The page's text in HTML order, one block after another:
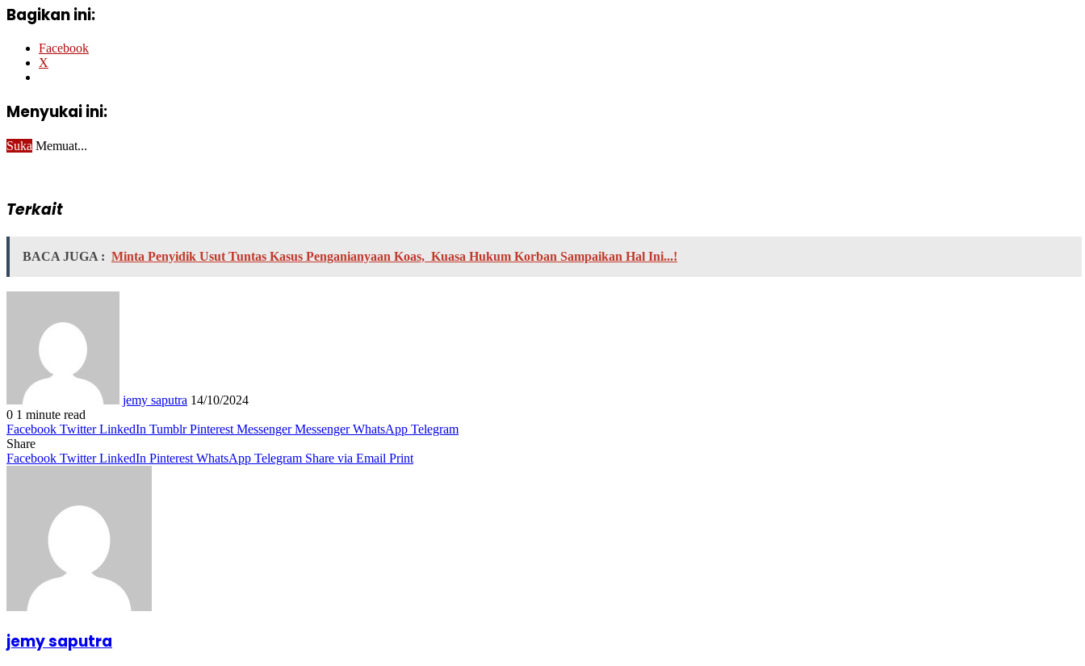
Bagikan ini:
Facebook
X
Menyukai ini:
Suka Memuat...
Terkait
BACA JUGA : Minta Penyidik Usut Tuntas Kasus Penganianyaan Koas, Kuasa Hukum Korban Sampaikan Hal Ini...!
jemy saputra 14/10/2024
0 1 minute read
Facebook Twitter LinkedIn Tumblr Pinterest Messenger Messenger WhatsApp Telegram
Share
Facebook Twitter LinkedIn Pinterest WhatsApp Telegram Share via Email Print
jemy saputra